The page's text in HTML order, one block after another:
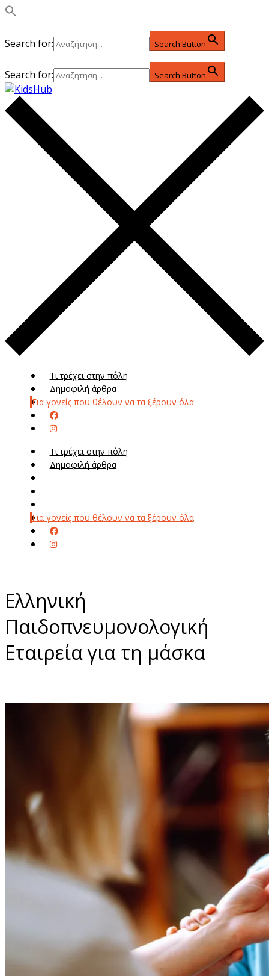
Search for: Search Button
Search for: Search Button
Τι τρέχει στην πόλη
Δημοφιλή άρθρα
Για γονείς που θέλουν να τα ξέρουν όλα
Τι τρέχει στην πόλη
Δημοφιλή άρθρα
Για γονείς που θέλουν να τα ξέρουν όλα
Ελληνική
Παιδοπνευμονολογική
Εταιρεία για τη μάσκα